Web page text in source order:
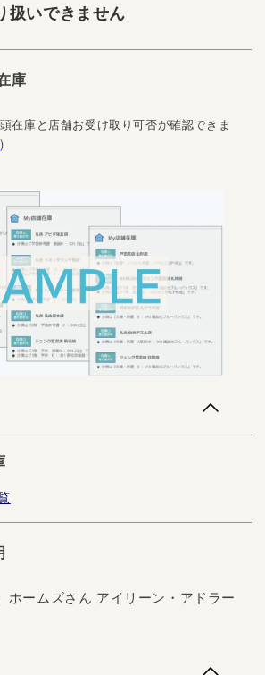
扱いできません
庫
在庫と店舗お受け取り可否が確認できま
)
ホームズさん アイリーン・アドラー